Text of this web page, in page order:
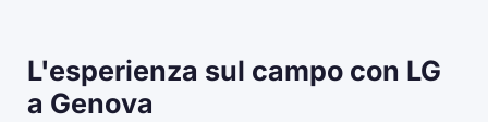
L'esperienza sul campo con LG
a Genova